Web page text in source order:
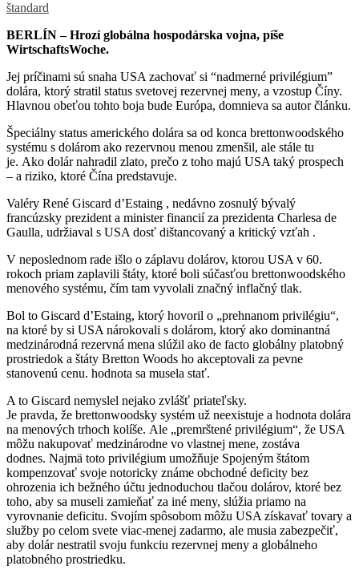
štandard
BERLÍN – Hrozí globálna hospodárska vojna, píše
WirtschaftsWoche.
Jej príčinami sú snaha USA zachovať si “nadmerné privilégium”
dolára, ktorý stratil status svetovej rezervnej meny, a vzostup Číny.
Hlavnou obeťou tohto boja bude Európa, domnieva sa autor článku.
Špeciálny status amerického dolára sa od konca brettonwoodského
systému s dolárom ako rezervnou menou zmenšil, ale stále tu
je. Ako dolár nahradil zlato, prečo z toho majú USA taký prospech
– a riziko, ktoré Čína predstavuje.
Valéry René Giscard d’Estaing , nedávno zosnulý bývalý
francúzsky prezident a minister financií za prezidenta Charlesa de
Gaulla, udržiaval s USA dosť dištancovaný a kritický vzťah .
V neposlednom rade išlo o záplavu dolárov, ktorou USA v 60.
rokoch priam zaplavili štáty, ktoré boli súčasťou brettonwoodského
menového systému, čím tam vyvolali značný inflačný tlak.
Bol to Giscard d’Estaing, ktorý hovoril o „prehnanom privilégiu“,
na ktoré by si USA nárokovali s dolárom, ktorý ako dominantná
medzinárodná rezervná mena slúžil ako de facto globálny platobný
prostriedok a štáty Bretton Woods ho akceptovali za pevne
stanovenú cenu. hodnota sa musela stať.
A to Giscard nemyslel nejako zvlášť priateľsky.
Je pravda, že brettonwoodsky systém už neexistuje a hodnota dolára
na menových trhoch kolíše. Ale „premrštené privilégium“, že USA
môžu nakupovať medzinárodne vo vlastnej mene, zostáva
dodnes. Najmä toto privilégium umožňuje Spojeným štátom
kompenzovať svoje notoricky známe obchodné deficity bez
ohrozenia ich bežného účtu jednoduchou tlačou dolárov, ktoré bez
toho, aby sa museli zamieňať za iné meny, slúžia priamo na
vyrovnanie deficitu. Svojím spôsobom môžu USA získavať tovary a
služby po celom svete viac-menej zadarmo, ale musia zabezpečiť,
aby dolár nestratil svoju funkciu rezervnej meny a globálneho
platobného prostriedku.